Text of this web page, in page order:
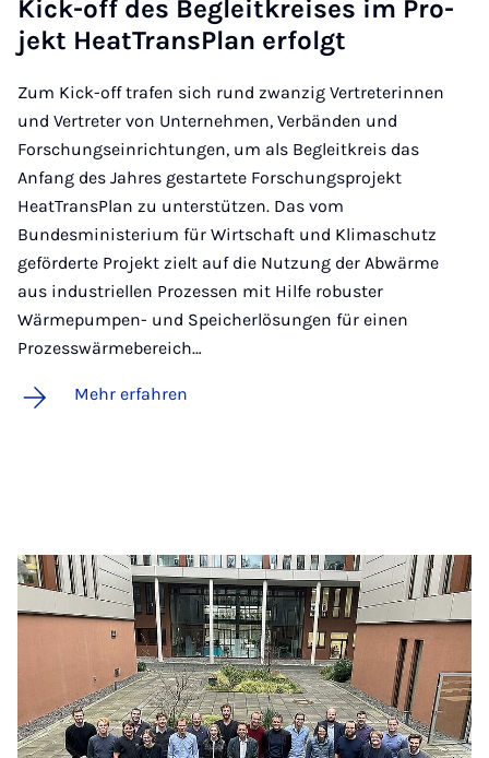
Kick-off des Be­gleit­krei­ses im Pro­
jekt He­at­Trans­Plan er­folgt
Zum Kick-off trafen sich rund zwanzig Vertreterinnen
und Vertreter von Unternehmen, Verbänden und
Forschungseinrichtungen, um als Begleitkreis das
Anfang des Jahres gestartete Forschungsprojekt
HeatTransPlan zu unterstützen. Das vom
Bundesministerium für Wirtschaft und Klimaschutz
geförderte Projekt zielt auf die Nutzung der Abwärme
aus industriellen Prozessen mit Hilfe robuster
Wärmepumpen- und Speicherlösungen für einen
Prozesswärmebereich…
Mehr erfahren